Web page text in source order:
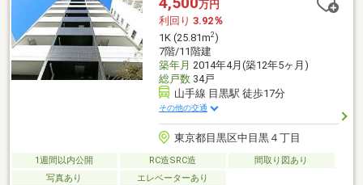
万円
利回り 3.92％
1K (25.81m2)
7階/11階建
築年月 2014年4月(築12年5ヶ月)
総戸数34戸
山手線 目黒駅 徒歩17分
その他の交通
東京都目黒区中目黒４丁目
1週間以内公開 RC造SRC造
間取り図あり
写真あり
エレベーターあり